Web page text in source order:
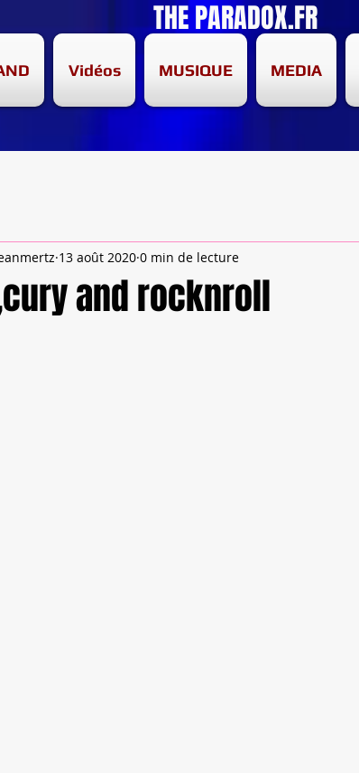
THE PARADOX.FR
Vidéos MUSIQUE MEDIA
and rocknroll
13 août 2020 0 min de lecture